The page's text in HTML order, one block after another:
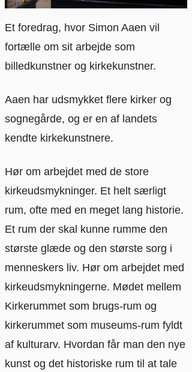
Et foredrag, hvor Simon Aaen vil
fortælle om sit arbejde som
billedkunstner og kirkekunstner.
Aaen har udsmykket flere kirker og
sognegårde, og er en af landets
kendte kirkekunstnere.
Hør om arbejdet med de store
kirkeudsmykninger. Et helt særligt
rum, ofte med en meget lang historie.
Et rum der skal kunne rumme den
største glæde og den største sorg i
menneskers liv. Hør om arbejdet med
kirkeudsmykningerne. Mødet mellem
Kirkerummet som brugs-rum og
kirkerummet som museums-rum fyldt
af kulturarv. Hvordan får man den nye
kunst og det historiske rum til at tale